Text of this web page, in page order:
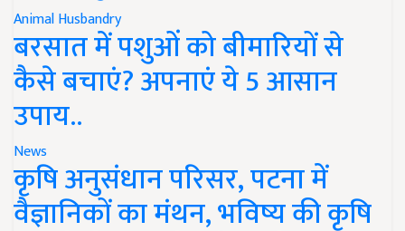
Animal Husbandry
बरसात में पशुओं को बीमारियों से
कैसे बचाएं? अपनाएं ये 5 आसान
उपाय..
News
कृषि अनुसंधान परिसर, पटना में
वैज्ञानिकों का मंथन, भविष्य की कृषि